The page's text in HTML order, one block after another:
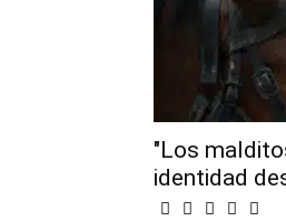
"Los
identidad